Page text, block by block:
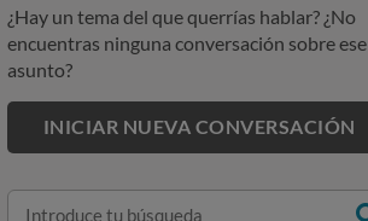
¿Hay un tema del que querrías hablar? ¿No
encuentras ninguna conversación sobre ese
asunto?
INICIAR NUEVA CONVERSACIÓN